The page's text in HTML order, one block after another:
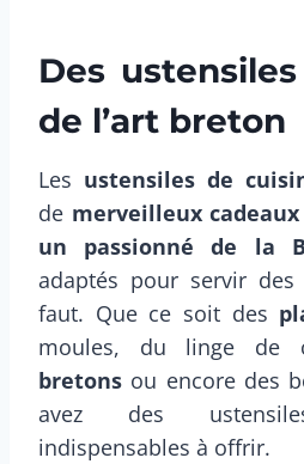
Des
de l’art breton
Les ustensiles de
de merveilleux
un passionné
de la
adaptés pour servir
faut. Que ce soit des
moules, du linge de
bretons ou encore des
avez des
indispensables à offrir.